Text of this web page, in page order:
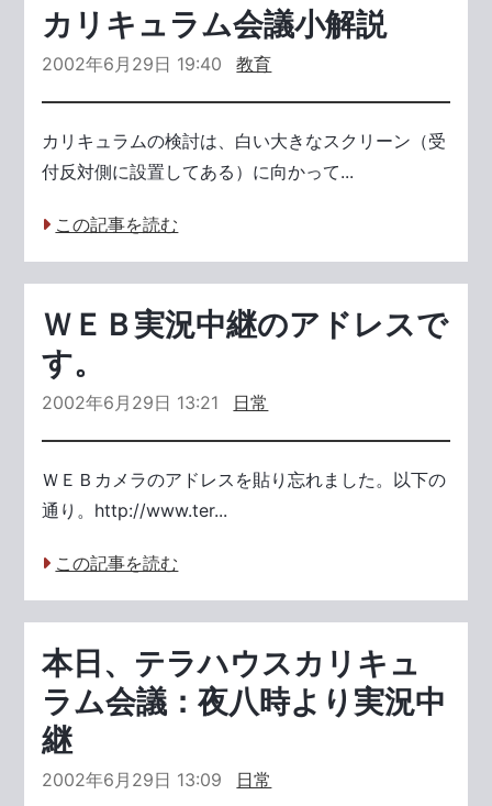
カリキュラム会議小解説
2002年6月29日 19:40 教育
カリキュラムの検討は、白い大きなスクリーン（受
付反対側に設置してある）に向かって...
この記事を読む
ＷＥＢ実況中継のアドレスで
す。
2002年6月29日 13:21 日常
ＷＥＢカメラのアドレスを貼り忘れました。以下の
通り。http://www.ter...
この記事を読む
本日、テラハウスカリキュ
ラム会議：夜八時より実況中
継
2002年6月29日 13:09 日常